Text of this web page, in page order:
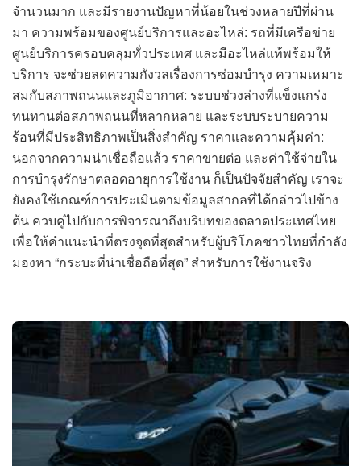
จำนวนมาก และมีรายงานปัญหาที่น้อยในช่วงหลายปีที่ผ่าน
มา ความพร้อมของศูนย์บริการและอะไหล่: รถที่มีเครือข่าย
ศูนย์บริการครอบคลุมทั่วประเทศ และมีอะไหล่แท้พร้อมให้
บริการ จะช่วยลดความกังวลเรื่องการซ่อมบำรุง ความเหมาะ
สมกับสภาพถนนและภูมิอากาศ: ระบบช่วงล่างที่แข็งแกร่ง
ทนทานต่อสภาพถนนที่หลากหลาย และระบบระบายความ
ร้อนที่มีประสิทธิภาพเป็นสิ่งสำคัญ ราคาและความคุ้มค่า:
นอกจากความน่าเชื่อถือแล้ว ราคาขายต่อ และค่าใช้จ่ายใน
การบำรุงรักษาตลอดอายุการใช้งาน ก็เป็นปัจจัยสำคัญ เราจะ
ยังคงใช้เกณฑ์การประเมินตามข้อมูลสากลที่ได้กล่าวไปข้าง
ต้น ควบคู่ไปกับการพิจารณาถึงบริบทของตลาดประเทศไทย
เพื่อให้คำแนะนำที่ตรงจุดที่สุดสำหรับผู้บริโภคชาวไทยที่กำลัง
มองหา “กระบะที่น่าเชื่อถือที่สุด” สำหรับการใช้งานจริง